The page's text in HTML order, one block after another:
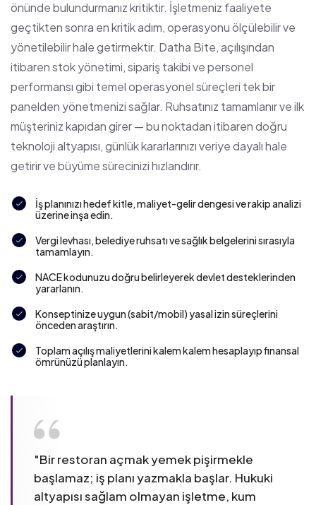
önünde bulundurmanız kritiktir. İşletmeniz faaliyete
geçtikten sonra en kritik adım, operasyonu ölçülebilir ve
yönetilebilir hale getirmektir. Datha Bite, açılışından
itibaren stok yönetimi, sipariş takibi ve personel
performansı gibi temel operasyonel süreçleri tek bir
panelden yönetmenizi sağlar. Ruhsatınız tamamlanır ve ilk
müşteriniz kapıdan girer — bu noktadan itibaren doğru
teknoloji altyapısı, günlük kararlarınızı veriye dayalı hale
getirir ve büyüme sürecinizi hızlandırır.
İş planınızı hedef kitle, maliyet-gelir dengesi ve rakip analizi
üzerine inşa edin.
Vergi levhası, belediye ruhsatı ve sağlık belgelerini sırasıyla
tamamlayın.
NACE kodunuzu doğru belirleyerek devlet desteklerinden
yararlanın.
Konseptinize uygun (sabit/mobil) yasal izin süreçlerini
önceden araştırın.
Toplam açılış maliyetlerini kalem kalem hesaplayıp finansal
ömrünüzü planlayın.
"Bir restoran açmak yemek pişirmekle
başlamaz; iş planı yazmakla başlar. Hukuki
altyapısı sağlam olmayan işletme, kum